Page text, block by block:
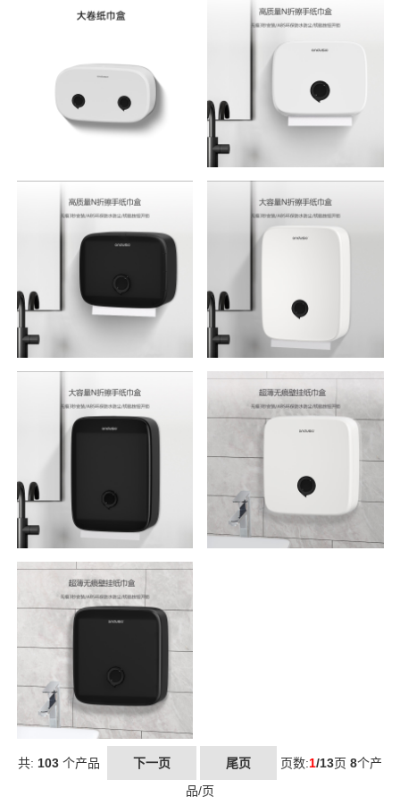
共: 103 个产品 下一页 尾页 页数:1/13页 8个产
品/页